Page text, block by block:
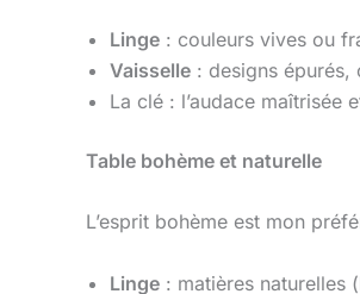
Linge : couleurs vives ou
Vaisselle : designs épurés,
La clé : l’audace maîtrisée
Table bohème et naturelle
L’esprit bohème est mon
Linge : matières naturelles (